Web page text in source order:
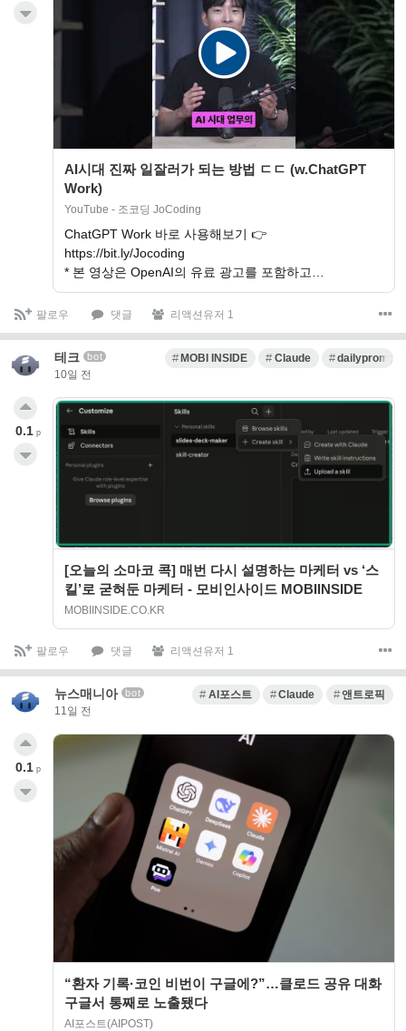
AI시대 진짜 일잘러가 되는 방법 ㄷㄷ (w.ChatGPT
Work)
YouTube - 조코딩 JoCoding
ChatGPT Work 바로 사용해보기 👉
https://bit.ly/Jocoding
* 본 영상은 OpenAI의 유료 광고를 포함하고…
팔로우 댓글 리액션유저 1
테크 bot
10일 전
MOBI INSIDE Claude dailyprompt
[오늘의 소마코 콕] 매번 다시 설명하는 마케터 vs ‘스
킬’로 굳혀둔 마케터 - 모비인사이드 MOBIINSIDE
MOBIINSIDE.CO.KR
0.1 p
팔로우 댓글 리액션유저 1
뉴스매니아 bot
11일 전
AI포스트 Claude 앤트로픽
“환자 기록·코인 비번이 구글에?”…클로드 공유 대화
구글서 통째로 노출됐다
AI포스트(AIPOST)
0.1 p